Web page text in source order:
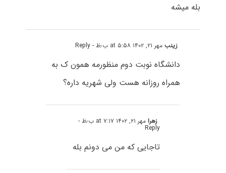
بله میشه
زینبمهر ۲۱, ۱۴۰۲ at ۵:۵۸ ب٫ظ - Reply
دانشگاه نوبت دوم منظورمه همون ک به
همراه روزانه هست ولی شهریه داره؟
زهرامهر ۲۱, ۱۴۰۲ at ۷:۱۷ ب٫ظ -
Reply
تاجایی که من می دونم بله